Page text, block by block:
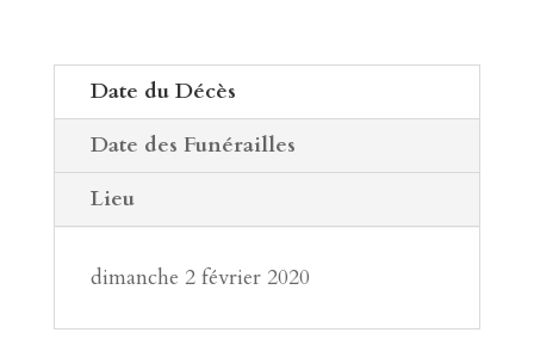
Date du Décès
Date des Funérailles
Lieu
dimanche 2 février 2020